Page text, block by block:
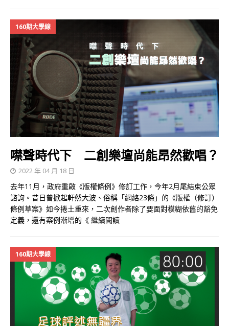
160期大學線
噤聲時代下 二創樂壇尚能昂然歡唱？
2022 年 04 月 18 日
去年11月，政府重啟《版權條例》修訂工作，今年2月尾結束公眾
諮詢。昔日曾掀起軒然大波、俗稱「網絡23條」的《版權（修訂）
條例草案》如今捲土重來，二次創作者除了要面對模糊依舊的豁免
定義，還有案例漸增的《 繼續閱讀
160期大學線